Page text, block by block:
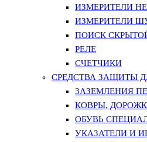
ИЗМЕРИТЕЛИ
ИЗМЕРИТЕЛИ
ПОИСК
РЕЛЕ
СЧЕТЧИКИ
СРЕДСТВА ЗАЩИТЫ
ЗАЗЕМЛЕНИЯ
КОВРЫ,
ОБУВЬ
УКАЗАТЕЛИ И